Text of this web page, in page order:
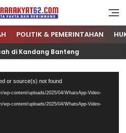
Terpercaya
POLITIK & PEMERINTAHAN
Kandang Banteng
Video
or source(s) not found
content/uploads/2025/04/WhatsApp-Video-
content/uploads/2025/04/WhatsApp-Video-